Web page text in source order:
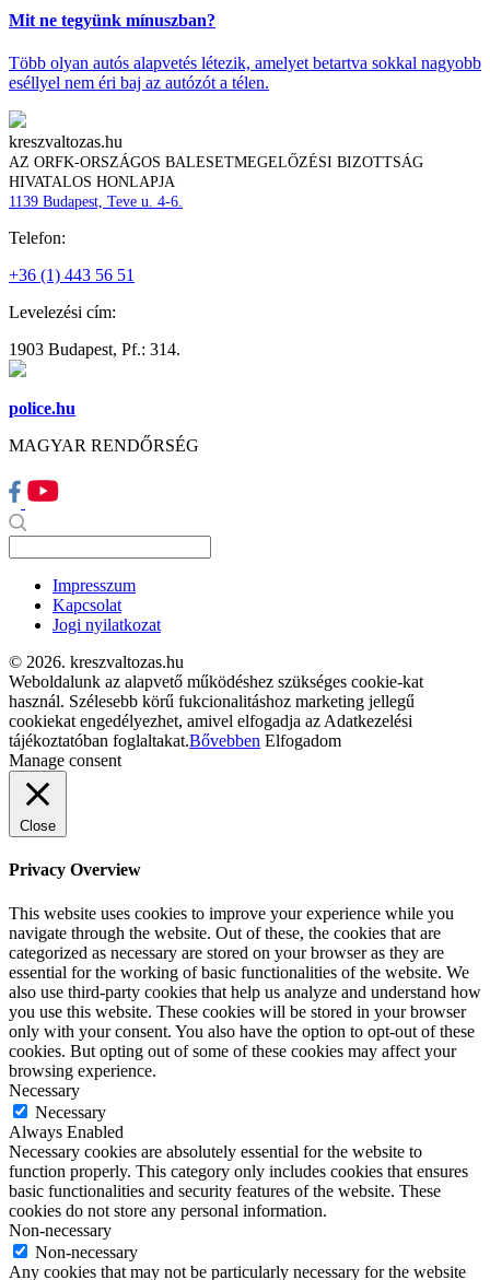
Mit ne tegyünk mínuszban?
Több olyan autós alapvetés létezik, amelyet betartva sokkal nagyobb
eséllyel nem éri baj az autózót a télen.
kreszvaltozas.hu
AZ ORFK-ORSZÁGOS BALESETMEGELŐZÉSI BIZOTTSÁG
HIVATALOS HONLAPJA
1139 Budapest, Teve u. 4-6.
Telefon:
+36 (1) 443 56 51
Levelezési cím:
1903 Budapest, Pf.: 314.
police.hu
MAGYAR RENDŐRSÉG
Impresszum
Kapcsolat
Jogi nyilatkozat
© 2026. kreszvaltozas.hu
Weboldalunk az alapvető működéshez szükséges cookie-kat
használ. Szélesebb körű fukcionalitáshoz marketing jellegű
cookiekat engedélyezhet, amivel elfogadja az Adatkezelési
tájékoztatóban foglaltakat.Bővebben Elfogadom
Manage consent
Close
Privacy Overview
This website uses cookies to improve your experience while you
navigate through the website. Out of these, the cookies that are
categorized as necessary are stored on your browser as they are
essential for the working of basic functionalities of the website. We
also use third-party cookies that help us analyze and understand how
you use this website. These cookies will be stored in your browser
only with your consent. You also have the option to opt-out of these
cookies. But opting out of some of these cookies may affect your
browsing experience.
Necessary
Necessary
Always Enabled
Necessary cookies are absolutely essential for the website to
function properly. This category only includes cookies that ensures
basic functionalities and security features of the website. These
cookies do not store any personal information.
Non-necessary
Non-necessary
Any cookies that may not be particularly necessary for the website